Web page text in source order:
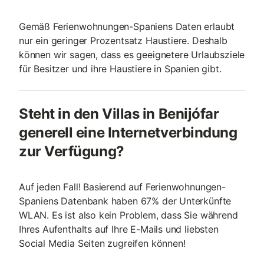
Gemäß Ferienwohnungen-Spaniens Daten erlaubt
nur ein geringer Prozentsatz Haustiere. Deshalb
können wir sagen, dass es geeignetere Urlaubsziele
für Besitzer und ihre Haustiere in Spanien gibt.
Steht in den Villas in Benijófar
generell eine Internetverbindung
zur Verfügung?
Auf jeden Fall! Basierend auf Ferienwohnungen-
Spaniens Datenbank haben 67% der Unterkünfte
WLAN. Es ist also kein Problem, dass Sie während
Ihres Aufenthalts auf Ihre E-Mails und liebsten
Social Media Seiten zugreifen können!